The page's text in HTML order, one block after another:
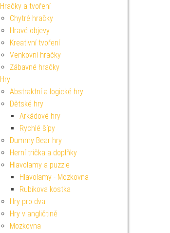
Hračky a tvoření
Chytré hračky
Hravé objevy
Kreativní tvoření
Venkovní hračky
Zábavné hračky
Hry
Abstraktní a logické hry
Dětské hry
Arkádové hry
Rychlé šípy
Dummy Bear hry
Herní trička a doplňky
Hlavolamy a puzzle
Hlavolamy - Mozkovna
Rubikova kostka
Hry pro dva
Hry v angličtině
Mozkovna